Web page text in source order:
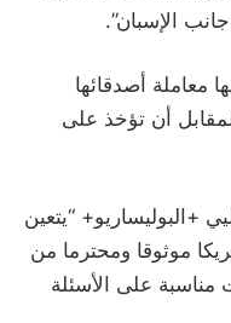
الإسبان”.
معاملة أصدقائها
أن تؤخذ على
+البوليساريو+ “يتعين
موثوقا ومحترما من
مناسبة على الأسئلة